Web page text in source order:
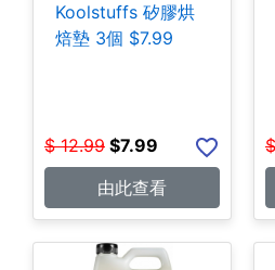
Koolstuffs 矽膠烘
焙墊 3個 $7.99
$ 12.99 $7.99
由此查看
$